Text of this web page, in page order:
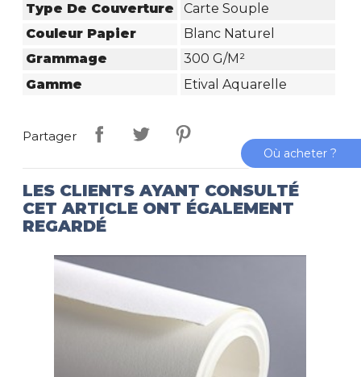
Type De Couverture
Carte Souple
Couleur Papier
Blanc Naturel
Grammage
300 G/m²
Gamme
Etival Aquarelle
Partager
LES CLIENTS AYANT CONSULTÉ
CET ARTICLE ONT ÉGALEMENT
REGARDÉ
Où acheter ?